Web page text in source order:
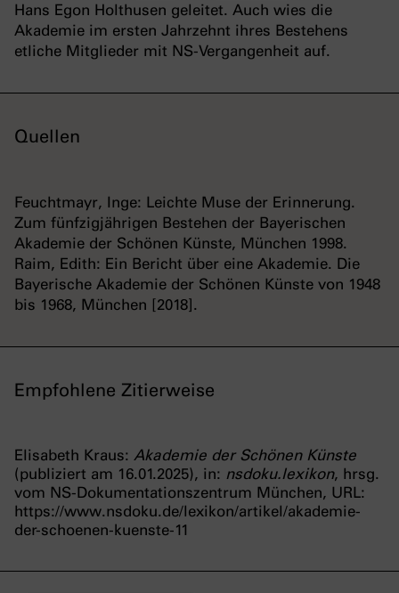
Hans Egon Holthusen geleitet. Auch wies die
Akademie im ersten Jahrzehnt ihres Bestehens
etliche Mitglieder mit NS-Vergangenheit auf.
Quellen
Feuchtmayr, Inge: Leichte Muse der Erinnerung.
Zum fünfzigjährigen Bestehen der Bayerischen
Akademie der Schönen Künste, München 1998.
Raim, Edith: Ein Bericht über eine Akademie. Die
Bayerische Akademie der Schönen Künste von 1948
bis 1968, München [2018].
Empfohlene Zitierweise
Elisabeth Kraus: Akademie der Schönen Künste
(publiziert am 16.01.2025), in: nsdoku.lexikon, hrsg.
vom NS-Dokumentationszentrum München, URL:
https://www.nsdoku.de/lexikon/artikel/akademie-
der-schoenen-kuenste-11